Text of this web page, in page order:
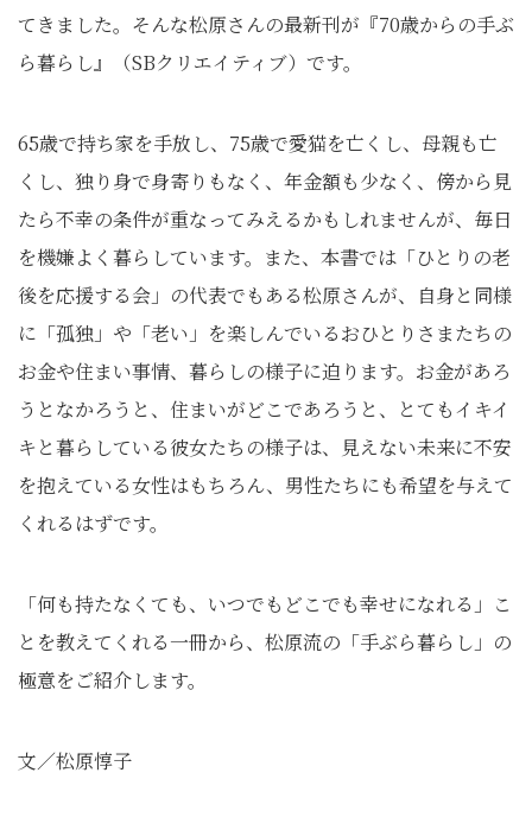
てきました。そんな松原さんの最新刊が『70歳からの手ぶ
ら暮らし』（SBクリエイティブ）です。
65歳で持ち家を手放し、75歳で愛猫を亡くし、母親も亡
くし、独り身で身寄りもなく、年金額も少なく、傍から見
たら不幸の条件が重なってみえるかもしれませんが、毎日
を機嫌よく暮らしています。また、本書では「ひとりの老
後を応援する会」の代表でもある松原さんが、自身と同様
に「孤独」や「老い」を楽しんでいるおひとりさまたちの
お金や住まい事情、暮らしの様子に迫ります。お金があろ
うとなかろうと、住まいがどこであろうと、とてもイキイ
キと暮らしている彼女たちの様子は、見えない未来に不安
を抱えている女性はもちろん、男性たちにも希望を与えて
くれるはずです。
「何も持たなくても、いつでもどこでも幸せになれる」こ
とを教えてくれる一冊から、松原流の「手ぶら暮らし」の
極意をご紹介します。
文／松原惇子